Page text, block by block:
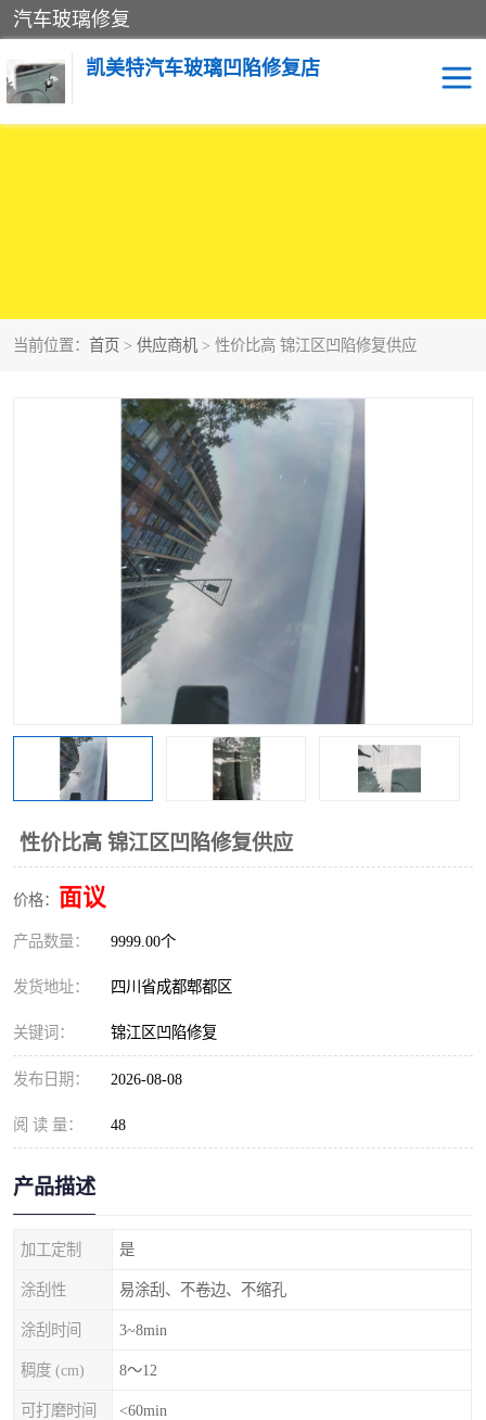
汽车玻璃修复
凯美特汽车玻璃凹陷修复店
当前位置： 首页 > 供应商机 > 性价比高 锦江区凹陷修复供应
性价比高 锦江区凹陷修复供应
价格： 面议
产品数量： 9999.00个
发货地址： 四川省成都郫都区
关键词： 锦江区凹陷修复
发布日期： 2026-08-08
阅 读 量： 48
产品描述
加工定制 是
涂刮性 易涂刮、不卷边、不缩孔
涂刮时间 3~8min
稠度 (cm) 8～12
可打磨时间 <60min